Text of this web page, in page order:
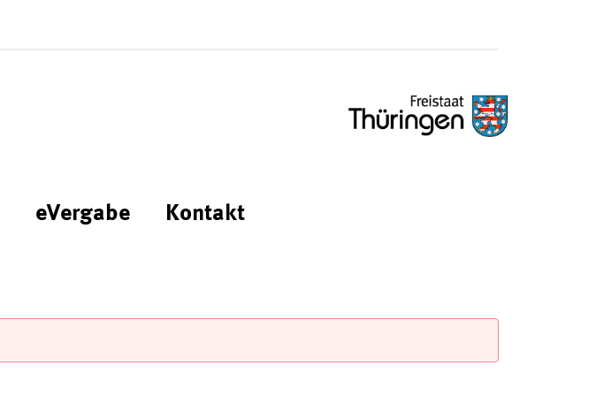
eVergabe Kontakt